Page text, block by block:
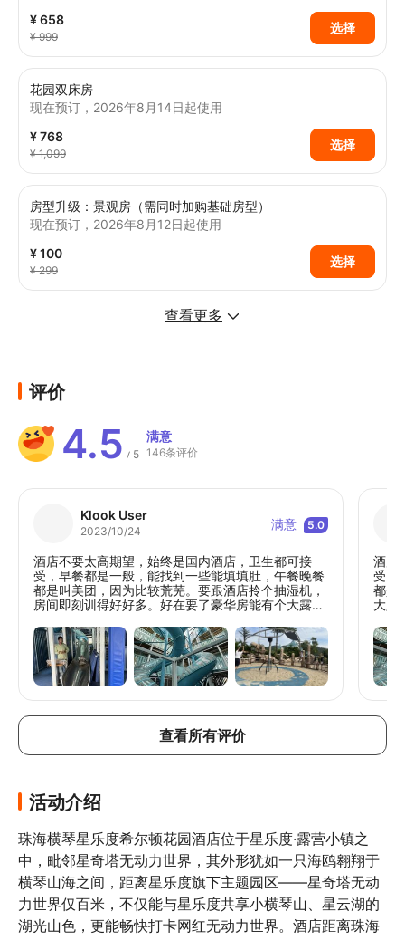
¥ 658
¥ 999
选择
花园双床房
现在预订，2026年8月14日起使用
¥ 768
¥ 1,099
选择
房型升级：景观房（需同时加购基础房型）
现在预订，2026年8月12日起使用
¥ 100
¥ 299
选择
查看更多
评价
4.5 / 5
满意
146条评价
Klook User
2023/10/24 满意 5.0
酒店不要太高期望，始终是国内酒店，卫生都可接
受，早餐都是一般，能找到一些能填填肚，午餐晚餐
都是叫美团，因为比较荒芜。要跟酒店拎个抽湿机，
房间即刻训得好好多。好在要了豪华房能有个大露
个乐园超好玩，大人小朋友都爱上，挑战体力。
酒店
受，
都是
大露
力。
查看所有评价
活动介绍
珠海横琴星乐度希尔顿花园酒店位于星乐度·露营小镇之
中，毗邻星奇塔无动力世界，其外形犹如一只海鸥翱翔于
横琴山海之间，距离星乐度旗下主题园区——星奇塔无动
力世界仅百米，不仅能与星乐度共享小横琴山、星云湖的
湖光山色，更能畅快打卡网红无动力世界。酒店距离珠海